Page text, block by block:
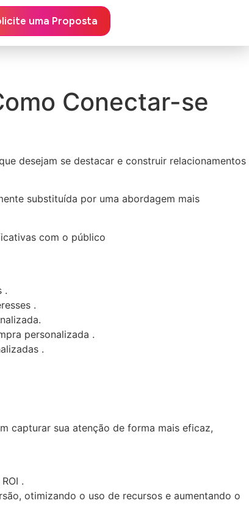
uma Proposta
Conectar-se
desejam se destacar e construir relacionamentos
substituída por uma abordagem mais
com o público
.
.
personalizada .
.
capturar sua atenção de forma mais eficaz,
.
otimizando o uso de recursos e aumentando o